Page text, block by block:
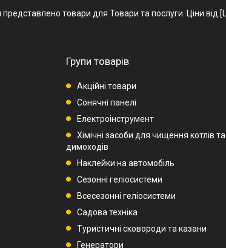
представлено товари для Товари та послуги. Ціни
Групи товарів
Акційні товари
Сонячні панелі
Електроінструмент
Хімічні засоби для чищення котлів та
димоходів
Наклейки на автомобіль
Сезонні геліосистеми
Всесезонні геліосистеми
Садова техніка
Туристичні сковороди та казани
Генератори